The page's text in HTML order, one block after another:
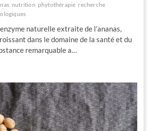
nutrition phytothérapie recherche
naturelle extraite de l’ananas,
dans le domaine de la santé et du
remarquable a…